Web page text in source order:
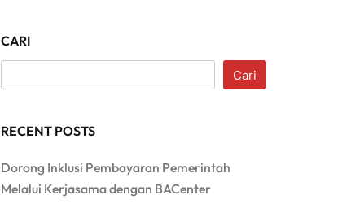
CARI
Cari
RECENT POSTS
Dorong Inklusi Pembayaran Pemerintah
Melalui Kerjasama dengan BACenter